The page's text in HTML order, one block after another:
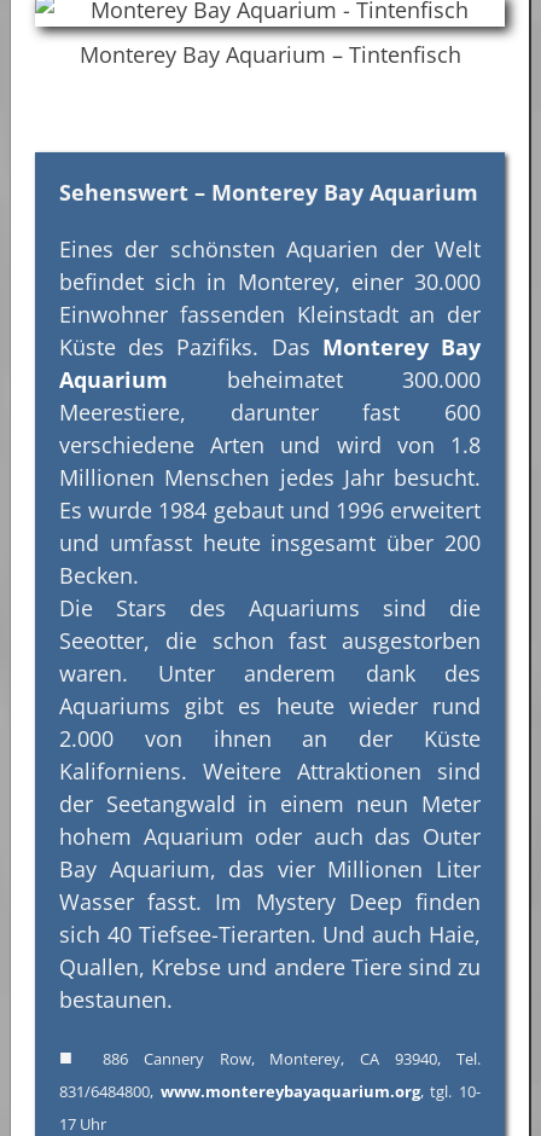
Monterey Bay Aquarium – Tintenfisch
Sehenswert – Monterey Bay Aquarium
Eines der schönsten Aquarien der Welt
befindet sich in Monterey, einer 30.000
Einwohner fassenden Kleinstadt an der
Küste des Pazifiks. Das Monterey Bay
Aquarium beheimatet 300.000
Meerestiere, darunter fast 600
verschiedene Arten und wird von 1.8
Millionen Menschen jedes Jahr besucht.
Es wurde 1984 gebaut und 1996 erweitert
und umfasst heute insgesamt über 200
Becken.
Die Stars des Aquariums sind die
Seeotter, die schon fast ausgestorben
waren. Unter anderem dank des
Aquariums gibt es heute wieder rund
2.000 von ihnen an der Küste
Kaliforniens. Weitere Attraktionen sind
der Seetangwald in einem neun Meter
hohem Aquarium oder auch das Outer
Bay Aquarium, das vier Millionen Liter
Wasser fasst. Im Mystery Deep finden
sich 40 Tiefsee-Tierarten. Und auch Haie,
Quallen, Krebse und andere Tiere sind zu
bestaunen.
■
886 Cannery Row, Monterey, CA 93940, Tel.
831/6484800, www.montereybayaquarium.org, tgl. 10-
17 Uhr